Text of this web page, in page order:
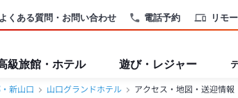
電話予約 リモ
よくある質問・お問い合わせ
級旅館・ホテル 遊び・レジャー
新山口 山口グランドホテル アクセス・地図・送迎情報